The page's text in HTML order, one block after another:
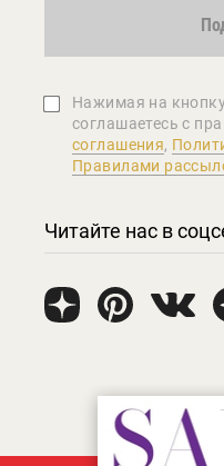
Нажимая на
соглашаетеcь с
соглашения,
Правилами
Читайте нас в